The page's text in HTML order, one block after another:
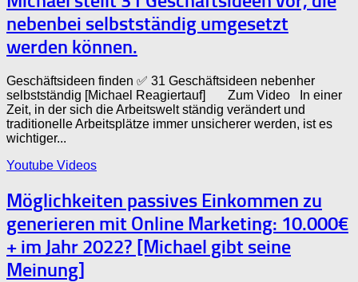
nebenbei selbstständig umgesetzt
werden können.
Geschäftsideen finden ✅ 31 Geschäftsideen nebenher
selbstständig [Michael Reagiertauf] Zum Video In einer
Zeit, in der sich die Arbeitswelt ständig verändert und
traditionelle Arbeitsplätze immer unsicherer werden, ist es
wichtiger...
Youtube Videos
Möglichkeiten passives Einkommen zu
generieren mit Online Marketing: 10.000€
+ im Jahr 2022? [Michael gibt seine
Meinung]